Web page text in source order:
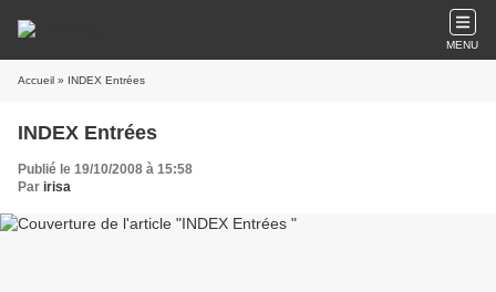
MENU
Accueil » INDEX Entrées
INDEX Entrées
Publié le 19/10/2008 à 15:58
Par irisa